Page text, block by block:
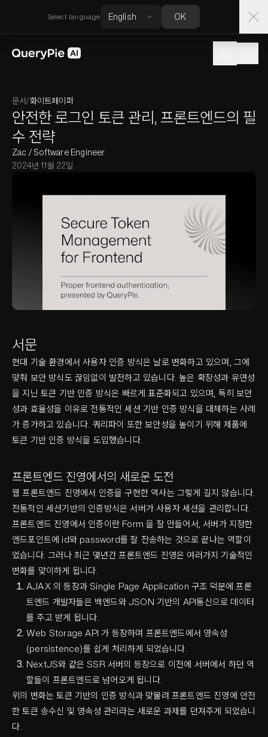
Select language OK
문서/화이트페이퍼
안전한 로그인 토큰 관리, 프론트엔드의 필
수 전략
Zac / Software Engineer
2024년 11월 22일
서문
현대 기술 환경에서 사용자 인증 방식은 날로 변화하고 있으며, 그에
맞춰 보안 방식도 끊임없이 발전하고 있습니다. 높은 확장성과 유연성
을 지닌 토큰 기반 인증 방식은 빠르게 표준화되고 있으며, 특히 보안
성과 효율성을 이유로 전통적인 세션 기반 인증 방식을 대체하는 사례
가 증가하고 있습니다. 쿼리파이 또한 보안성을 높이기 위해 제품에
토큰 기반 인증 방식을 도입했습니다.
프론트엔드 진영에서의 새로운 도전
웹 프론트엔드 진영에서 인증을 구현한 역사는 그렇게 길지 않습니다.
전통적인 세션기반의 인증방식은 서버가 사용자 세션을 관리합니다.
프론트엔드 진영에서 인증이란 Form 을 잘 만들어서, 서버가 지정한
엔드포인트에 id와 password를 잘 전송하는 것으로 끝나는 역할이
었습니다. 그러나 최근 몇년간 프론트엔드 진영은 여러가지 기술적인
변화를 맞이하게 됩니다.
AJAX 의 등장과 Single Page Application 구조 덕분에 프론
트엔드 개발자들은 백엔드와 JSON 기반의 API통신으로 데이터
를 주고 받게 됩니다.
Web Storage API 가 등장하며 프론트엔드에서 영속성
(persistence)를 쉽게 처리하게 되었습니다.
NextJS와 같은 SSR 서버의 등장으로 이전에 서버에서 하던 역
할들이 프론트엔드로 넘어오게 됩니다.
위의 변화는 토큰 기반의 인증 방식과 맞물려 프론트엔드 진영에 안전
한 토큰 송수신 및 영속성 관리라는 새로운 과제를 던져주게 되었습니
다.